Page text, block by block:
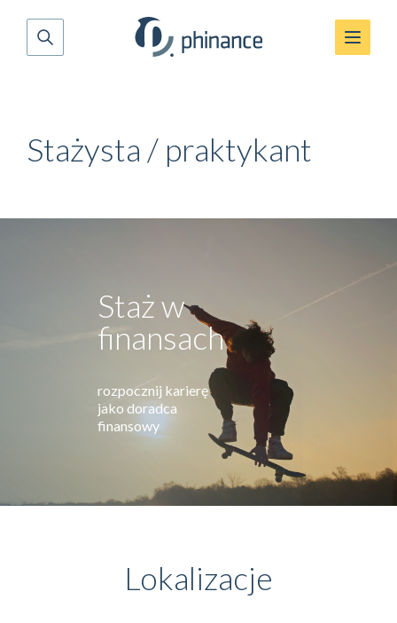
Stażysta / praktykant
Staż w
finansach
rozpocznij karierę
jako doradca
finansowy
Lokalizacje